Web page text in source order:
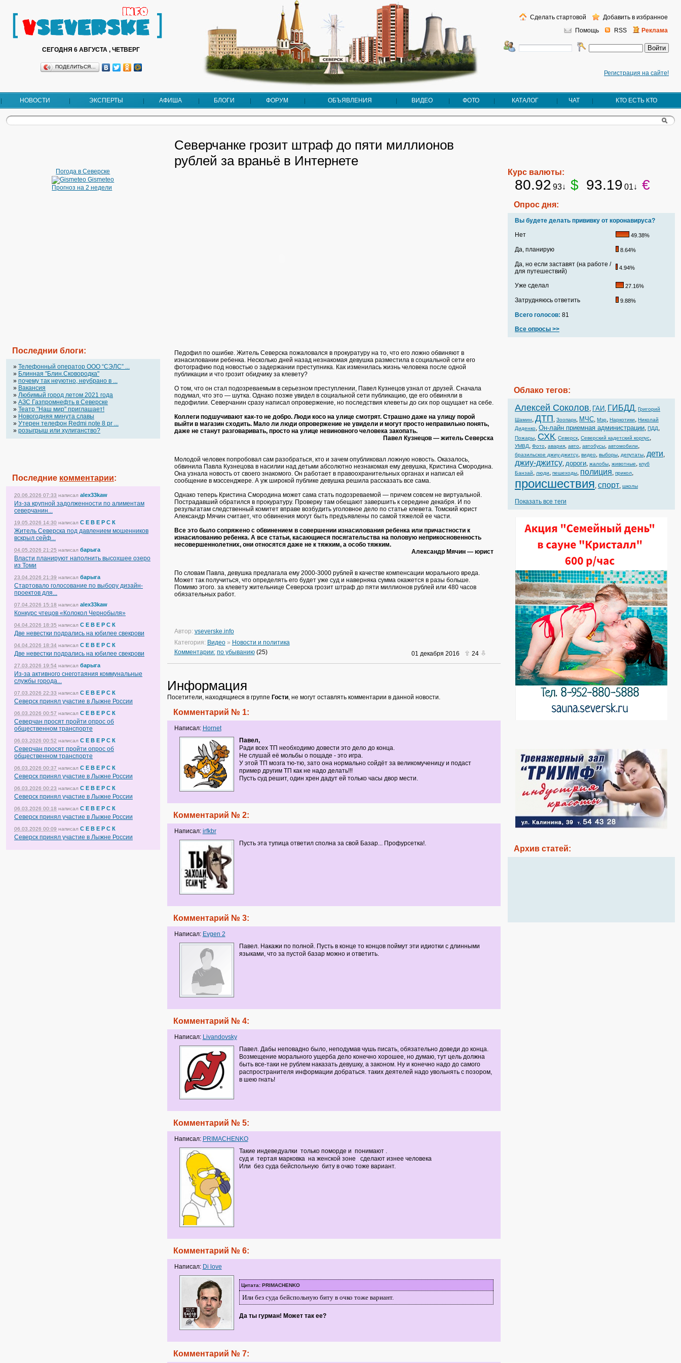
СЕГОДНЯ 6 АВГУСТА , ЧЕТВЕРГ
ПОДЕЛИТЬСЯ…
Регистрация на сайте!
Помощь RSS Реклама
Сделать стартовой Добавить в избранное
НОВОСТИ ЭКСПЕРТЫ АФИША БЛОГИ ФОРУМ ОБЪЯВЛЕНИЯ ВИДЕО ФОТО КАТАЛОГ ЧАТ КТО ЕСТЬ КТО
Погода в Северске
Gismeteo
Прогноз на 2 недели
Последнии блоги:
» Телефонный оператор OOO “СЭЛС” ...
» Блинная "Блин.Сковородка"
» почему так неуютно, неубрано в ...
» Вакансия
» Любимый город летом 2021 года
» АЗС Газпромнефть в Северске
» Театр "Наш мир" приглашает!
» Новогодняя минута славы
» Утерен телефон Redmi note 8 pr ...
» розыгрыш или хулиганство?
Последние комментарии:
20.06.2026 07:33 написал alex33kaw
Из-за крупной задолженности по алиментам
северчанин...
19.05.2026 14:30 написал С Е В Е Р С К
Житель Северска под давлением мошенников
вскрыл сейф...
04.05.2026 21:25 написал барыга
Власти планируют наполнить высохшее озеро
из Томи
23.04.2026 21:39 написал барыга
Стартовало голосование по выбору дизайн-
проектов для...
07.04.2026 15:18 написал alex33kaw
Конкурс чтецов «Колокол Чернобыля»
04.04.2026 18:35 написал С Е В Е Р С К
Две невестки подрались на юбилее свекрови
04.04.2026 18:34 написал С Е В Е Р С К
Две невестки подрались на юбилее свекрови
27.03.2026 19:54 написал барыга
Из-за активного снеготаяния коммунальные
службы города...
07.03.2026 22:33 написал С Е В Е Р С К
Северск принял участие в Лыжне России
06.03.2026 00:57 написал С Е В Е Р С К
Северчан просят пройти опрос об
общественном транспорте
06.03.2026 00:52 написал С Е В Е Р С К
Северчан просят пройти опрос об
общественном транспорте
06.03.2026 00:37 написал С Е В Е Р С К
Северск принял участие в Лыжне России
06.03.2026 00:23 написал С Е В Е Р С К
Северск принял участие в Лыжне России
06.03.2026 00:18 написал С Е В Е Р С К
Северск принял участие в Лыжне России
06.03.2026 00:09 написал С Е В Е Р С К
Северск принял участие в Лыжне России
Северчанке грозит штраф до пяти миллионов
рублей за враньё в Интернете
Педофил по ошибке. Житель Северска пожаловался в прокуратуру на то, что его ложно обвиняют в
изнасиловании ребенка. Несколько дней назад незнакомая девушка разместила в социальной сети его
фотографию под новостью о задержании преступника. Как изменилась жизнь человека после одной
публикации и что грозит обидчику за клевету?
О том, что он стал подозреваемым в серьезном преступлении, Павел Кузнецов узнал от друзей. Сначала
подумал, что это — шутка. Однако позже увидел в социальной сети публикацию, где его обвиняли в
педофилии. Северчанин сразу написал опровержение, но последствия клеветы до сих пор ощущает на себе.
Коллеги подшучивают как-то не добро. Люди косо на улице смотрят. Страшно даже на улицу порой
выйти в магазин сходить. Мало ли люди опровержение не увидели и могут просто неправильно понять,
даже не станут разговаривать, просто на улице невиновного человека закопать.
Павел Кузнецов — житель Северска
Молодой человек попробовал сам разобраться, кто и зачем опубликовал ложную новость. Оказалось,
обвинила Павла Кузнецова в насилии над детьми абсолютно незнакомая ему девушка, Кристина Смородина.
Она узнала новость от своего знакомого. Он работает в правоохранительных органах и написал ей
сообщение в мэссенджере. А уж широкой публике девушка решила рассказать все сама.
Однако теперь Кристина Смородина может сама стать подозреваемой — причем совсем не виртуальной.
Пострадавший обратился в прокуратуру. Проверку там обещают завершить к середине декабря. И по
результатам следственный комитет вправе возбудить уголовное дело по статье клевета. Томский юрист
Александр Мячин считает, что обвинения могут быть предъявлены по самой тяжелой ее части.
Все это было сопряжено с обвинением в совершении изнасилования ребенка или причастности к
изнасилованию ребенка. А все статьи, касающиеся посягательства на половую неприкосновенность
несовершеннолетних, они относятся даже не к тяжким, а особо тяжким.
Александр Мячин — юрист
По словам Павла, девушка предлагала ему 2000-3000 рублей в качестве компенсации морального вреда.
Может так получиться, что определять его будет уже суд и наверняка сумма окажется в разы больше.
Помимо этого. за клевету жительнице Северска грозит штраф до пяти миллионов рублей или 480 часов
обязательных работ.
Автор: vseverske.info
Категория: Видео» Новости и политика
Комментарии: по убыванию(25) 01 декабря 2016 24
Информация
Посетители, находящиеся в группе Гости, не могут оставлять комментарии в данной новости.
Комментарий № 1:
Написал: Hornet
Павел,
Ради всех ТП необходимо довести это дело до конца.
Не слушай её мольбы о пощаде - это игра.
У этой ТП мозга тю-тю, зато она нормально сойдёт за великомученицу и подаст
пример другим ТП как не надо делать!!!
Пусть суд решит, один хрен дадут ей только часы двор мести.
Комментарий № 2:
Написал: irfkbr
Пусть эта тупица ответил сполна за свой Базар... Профурсетка!.
Комментарий № 3:
Написал: Evgen 2
Павел. Накажи по полной. Пусть в конце то концов поймут эти идиотки с длинными
языками, что за пустой базар можно и ответить.
Комментарий № 4:
Написал: Livandovsky
Павел. Дабы неповадно было, неподумав чушь писать, обязательно доведи до конца.
Возмещение морального ущерба дело конечно хорошее, но думаю, тут цель должна
быть все-таки не рублем наказать девушку, а законом. Ну и конечно надо до самого
распространителя информации добраться. таких деятелей надо увольнять с позором,
в шею гнать!
Комментарий № 5:
Написал: PRIMACHENKO
Такие индеведуалки только поморде и понимают .
суд и тертая марковка на женской зоне сделают изнее человека
Или без суда бейспольную биту в очко тоже вариант.
Комментарий № 6:
Написал: Di love
Цитата: PRIMACHENKO
Или без суда бейспольную биту в очко тоже вариант.
Да ты гурман! Может так ее?
Комментарий № 7:
Курс валюты:
80.92 93↓ $ 93.19 01↓ €
Опрос дня:
Вы будете делать прививку от коронавируса?
Нет
49.38%
Да, планирую 8.64%
Да, но если заставят (на работе /
для путешествий)
4.94%
Уже сделал 27.16%
Затрудняюсь ответить 9.88%
Всего голосов: 81
Все опросы >>
Облако тегов:
Алексей Соколов, ГАИ, ГИБДД, Григорий
Шамин, ДТП, Зоопарк, МЧС, Мэр, Наркотики, Николай
Диденко, Он-лайн приемная администрации, ПДД,
Пожары, СХК, Северск, Северский кадетский корпус,
УМВД, Фото, авария, авто, автобусы, автомобили,
бразильское джиу-джитсу, видео, выборы, депутаты, дети,
джиу-джитсу, дороги, жалобы, животные, клуб
Банзай, люди, пешеходы, полиция, прикол,
происшествия, спорт, школы
Показать все теги
Архив статей: